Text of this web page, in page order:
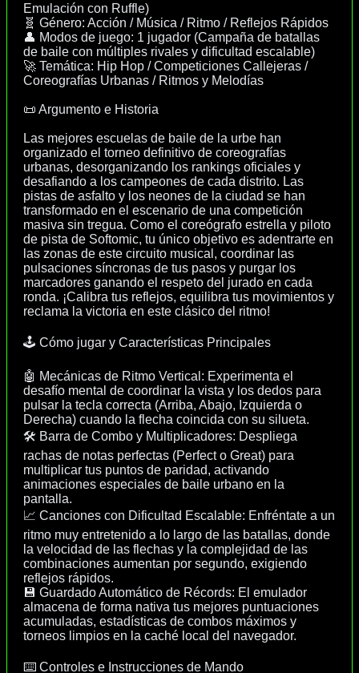
Emulación con Ruffle)
🧬 Género: Acción / Música / Ritmo / Reflejos Rápidos
👤 Modos de juego: 1 jugador (Campaña de batallas
de baile con múltiples rivales y dificultad escalable)
🚀 Temática: Hip Hop / Competiciones Callejeras /
Coreografías Urbanas / Ritmos y Melodías
📜 Argumento e Historia
Las mejores escuelas de baile de la urbe han
organizado el torneo definitivo de coreografías
urbanas, desorganizando los rankings oficiales y
desafiando a los campeones de cada distrito. Las
pistas de asfalto y los neones de la ciudad se han
transformado en el escenario de una competición
masiva sin tregua. Como el coreógrafo estrella y piloto
de pista de Softomic, tu único objetivo es adentrarte en
las zonas de este circuito musical, coordinar las
pulsaciones síncronas de tus pasos y purgar los
marcadores ganando el respeto del jurado en cada
ronda. ¡Calibra tus reflejos, equilibra tus movimientos y
reclama la victoria en este clásico del ritmo!
🕹️ Cómo jugar y Características Principales
🤖 Mecánicas de Ritmo Vertical: Experimenta el
desafío mental de coordinar la vista y los dedos para
pulsar la tecla correcta (Arriba, Abajo, Izquierda o
Derecha) cuando la flecha coincida con su silueta.
🛠️ Barra de Combo y Multiplicadores: Despliega
rachas de notas perfectas (Perfect o Great) para
multiplicar tus puntos de paridad, activando
animaciones especiales de baile urbano en la
pantalla.
📈 Canciones con Dificultad Escalable: Enfréntate a un
ritmo muy entretenido a lo largo de las batallas, donde
la velocidad de las flechas y la complejidad de las
combinaciones aumentan por segundo, exigiendo
reflejos rápidos.
💾 Guardado Automático de Récords: El emulador
almacena de forma nativa tus mejores puntuaciones
acumuladas, estadísticas de combos máximos y
torneos limpios en la caché local del navegador.
⌨️ Controles e Instrucciones de Mando